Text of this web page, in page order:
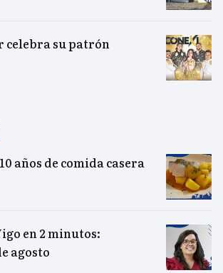
celebra su patrón
años de comida casera
en 2 minutos:
agosto